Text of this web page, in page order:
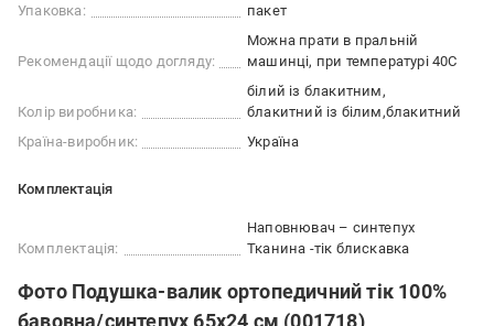
Упаковка:
пакет
Рекомендації щодо догляду:
Можна прати в пральній
машинці, при температурі 40С
Колір виробника:
білий із блакитним
блакитний із білим блакитний
Країна-виробник:
Україна
Комплектація
Комплектація:
Наповнювач – синтепух
Тканина -тік блискавка
Фото Подушка-валик ортопедичний тік 100%
бавовна/синтепух 65х24 см (001718)